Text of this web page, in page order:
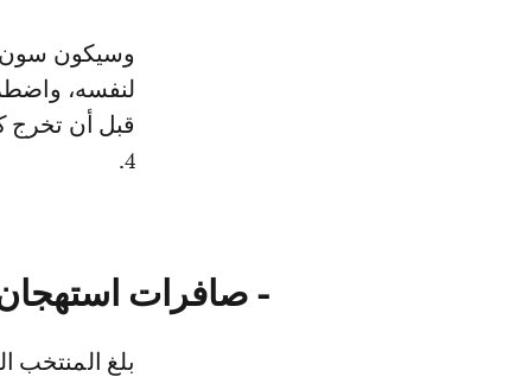
لنفسه،
4.
- صافرات
بلغ المنتخب